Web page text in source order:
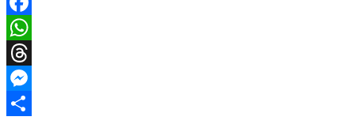
Facebook
WhatsApp
Threads
Messenger